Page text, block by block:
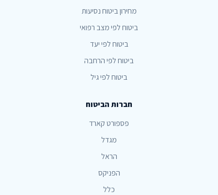
מחירון ביטוח נסיעות
ביטוח לפי מצב רפואי
ביטוח לפי יעד
ביטוח לפי הרחבה
ביטוח לפי גיל
חברות הביטוח
פספורט קארד
מגדל
הראל
הפניקס
כלל